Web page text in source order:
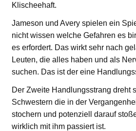
Klischeehaft.
Jameson und Avery spielen ein
nicht wissen welche Gefahren es
es erfordert. Das wirkt sehr nach
Leuten, die alles haben und als
suchen. Das ist der eine
Der Zweite Handlungsstrang dreht
Schwestern die in der
stochern und potenziell darauf
wirklich mit ihm passiert ist.